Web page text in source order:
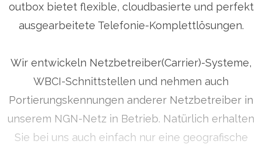
outbox bietet flexible, cloudbasierte und perfekt
ausgearbeitete Telefonie-Komplettlösungen.
Wir entwickeln Netzbetreiber(Carrier)-Systeme,
WBCI-Schnittstellen und nehmen auch
Portierungskennungen anderer Netzbetreiber in
unserem NGN-Netz in Betrieb. Natürlich erhalten
Sie bei uns auch einfach nur eine geografische